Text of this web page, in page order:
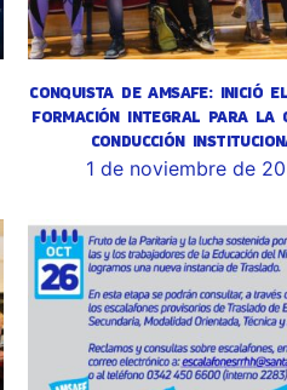
CONQUISTA DE AMSAFE: INICIÓ
FORMACIÓN INTEGRAL PARA LA
CONDUCCIÓN
1 de noviembre de